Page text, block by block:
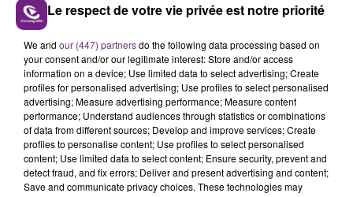
LE MAGASIN JOUÉCLUB DE REIMS FERME
SES PORTES
C'était l'une des institutions du centre-ville
rémois. Le magasin JouéClub est contraint de
fermer ses portes.
TITRES DIFFUSÉS
14h00
14h00 13h57
13h57
Le respect de votre vie privée est notre priorité
We and our (447) partnersdo the following data processing based on
your consent and/or our legitimate interest: Store and/or access
information on a device; Use limited data to select advertising; Create
profiles for personalised advertising; Use profiles to select personalised
advertising; Measure advertising performance; Measure content
performance; Understand audiences through statistics or combinations
of data from different sources; Develop and improve services; Create
profiles to personalise content; Use profiles to select personalised
content; Use limited data to select content; Ensure security, prevent and
detect fraud, and fix errors; Deliver and present advertising and content;
Save and communicate privacy choices. These technologies may